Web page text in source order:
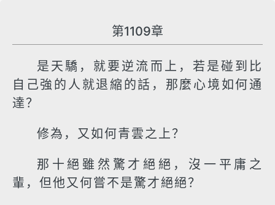
第1109章
是天驕，就要逆流而上，若是碰到比
自己強的人就退縮的話，那麼心境如何通
達？
修為，又如何青雲之上？
那十絕雖然驚才絕絕，沒一平庸之
輩，但他又何嘗不是驚才絕絕？